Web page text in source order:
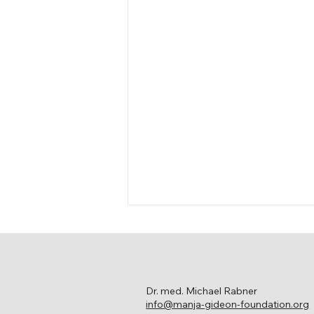
Dr. med. Michael Rabner
info@manja-gideon-foundation.org